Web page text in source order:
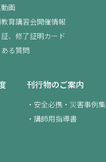
画
育講習会開催情報
、修了証明カード
る質問
刊行物のご案内
安全必携・災害事例集
講師用指導書